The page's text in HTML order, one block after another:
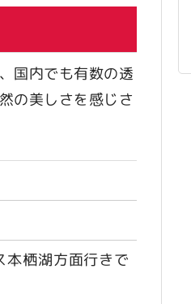
国内でも有数の透
の美しさを感じさ
栖湖方面行きで